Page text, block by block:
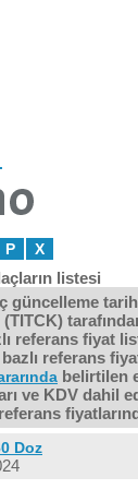
P X
listesi
güncelleme
referans fiyat
referans
belirtilen
ve KDV dahil
Doz